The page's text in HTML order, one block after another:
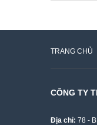
TRANG CHỦ
CÔNG TY
Địa chỉ: 78 -